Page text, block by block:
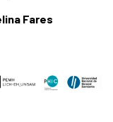
Fares